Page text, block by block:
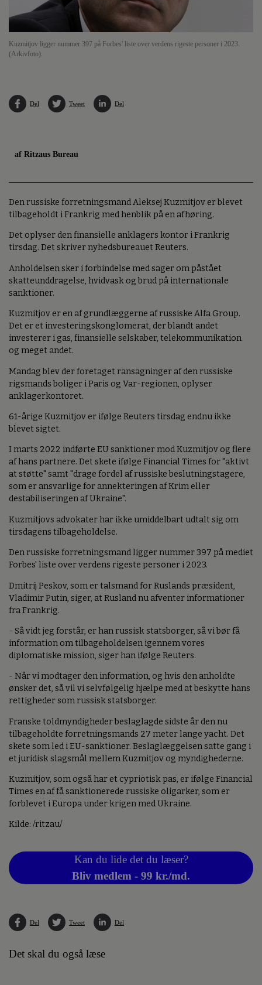
Kuzmitjov ligger nummer 397 på Forbes' liste over verdens rigeste personer i 2023.
(Arkivfoto).
Del Tweet Del
af Ritzaus Bureau
Den russiske forretningsmand Aleksej Kuzmitjov er blevet
tilbageholdt i Frankrig med henblik på en afhøring.
Det oplyser den finansielle anklagers kontor i Frankrig
tirsdag. Det skriver nyhedsbureauet Reuters.
Anholdelsen sker i forbindelse med sager om påstået
skatteunddragelse, hvidvask og brud på internationale
sanktioner.
Kuzmitjov er en af grundlæggerne af russiske Alfa Group.
Det er et investeringskonglomerat, der blandt andet
investerer i gas, finansielle selskaber, telekommunikation
og meget andet.
Mandag blev der foretaget ransagninger af den russiske
rigsmands boliger i Paris og Var-regionen, oplyser
anklagerkontoret.
61-årige Kuzmitjov er ifølge Reuters tirsdag endnu ikke
blevet sigtet.
I marts 2022 indførte EU sanktioner mod Kuzmitjov og flere
af hans partnere. Det skete ifølge Financial Times for "aktivt
at støtte" samt "drage fordel af russiske beslutningstagere,
som er ansvarlige for annekteringen af Krim eller
destabiliseringen af Ukraine".
Kuzmitjovs advokater har ikke umiddelbart udtalt sig om
tirsdagens tilbageholdelse.
Den russiske forretningsmand ligger nummer 397 på mediet
Forbes' liste over verdens rigeste personer i 2023.
Dmitrij Peskov, som er talsmand for Ruslands præsident,
Vladimir Putin, siger, at Rusland nu afventer informationer
fra Frankrig.
- Så vidt jeg forstår, er han russisk statsborger, så vi bør få
information om tilbageholdelsen igennem vores
diplomatiske mission, siger han ifølge Reuters.
- Når vi modtager den information, og hvis den anholdte
ønsker det, så vil vi selvfølgelig hjælpe med at beskytte hans
rettigheder som russisk statsborger.
Franske toldmyndigheder beslaglagde sidste år den nu
tilbageholdte forretningsmands 27 meter lange yacht. Det
skete som led i EU-sanktioner. Beslaglæggelsen satte gang i
et juridisk slagsmål mellem Kuzmitjov og myndighederne.
Kuzmitjov, som også har et cypriotisk pas, er ifølge Financial
Times en af få sanktionerede russiske oligarker, som er
forblevet i Europa under krigen med Ukraine.
Kilde: /ritzau/
Kan du lide det du læser?
Bliv medlem - 99 kr./md.
Del Tweet Del
Det skal du også læse